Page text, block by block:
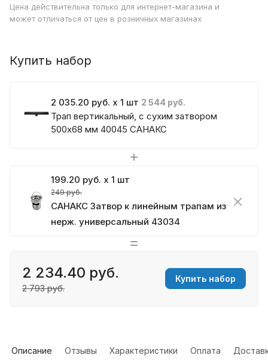
Цена действительна только для интернет-магазина и
может отличаться от цен в розничных магазинах
Купить набор
2 035.20 руб. x 1 шт 2 544 руб.
Трап вертикальный, с сухим затвором
500х68 мм 40045 CАНАКС
CАНАКС Затвор к линейным трапам из
нерж. универсальный 43034
199.20 руб. x 1 шт
249 руб.
2 234.40 руб.
2 793 руб.
Купить набор
Описание Отзывы Характеристики Оплата